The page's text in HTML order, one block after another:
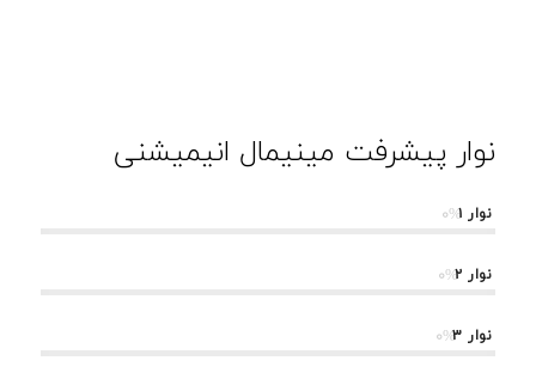
نوار پیشرفت مینیمال انیمیشنی
نوار 1 0%
نوار 2 0%
نوار 3 0%